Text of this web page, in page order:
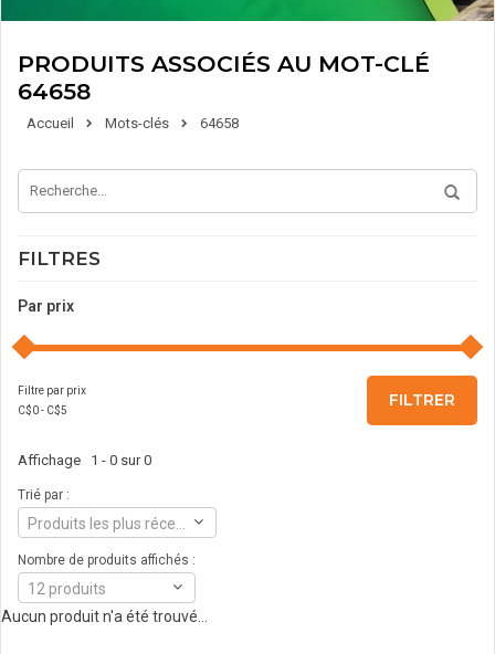
PRODUITS ASSOCIÉS AU MOT-CLÉ
64658
Accueil Mots-clés 64658
FILTRES
Par prix
Filtre par prix
C$0- C$5
FILTRER
Affichage 1 - 0 sur 0
Trié par :
Nombre de produits affichés :
12 produits
Aucun produit n'a été trouvé...